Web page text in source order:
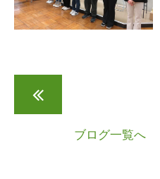
ブログ一覧へ